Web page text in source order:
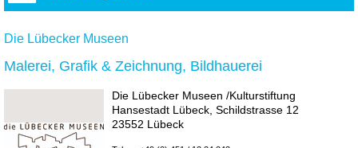
Die Lübecker Museen
Malerei, Grafik & Zeichnung, Bildhauerei
Die Lübecker Museen /Kulturstiftung
Hansestadt Lübeck, Schildstrasse 12
23552 Lübeck